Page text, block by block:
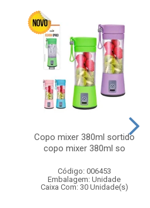
Copo mixer 380ml sortido
copo mixer 380ml so
Código: 006453
Embalagem: Unidade
Caixa Com: 30 Unidade(s)